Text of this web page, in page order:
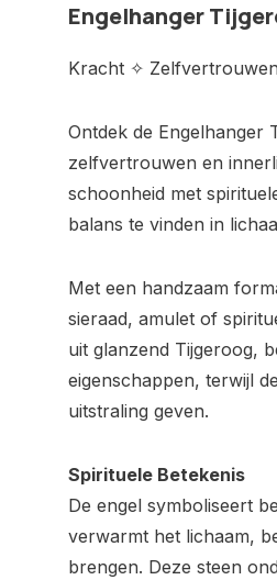
Engelhanger
Kracht ✧
Ontdek de Engelhanger
zelfvertrouwen en
schoonheid met
balans te vinden in
Met een handzaam
sieraad, amulet of
uit glanzend Tijgeroog,
eigenschappen, terwijl
uitstraling geven.
Spirituele Betekenis
De engel symboliseert
verwarmt het lichaam,
brengen. Deze steen